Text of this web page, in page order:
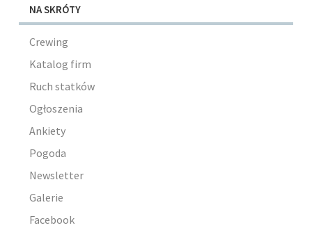
NA SKRÓTY
Crewing
Katalog firm
Ruch statków
Ogłoszenia
Ankiety
Pogoda
Newsletter
Galerie
Facebook